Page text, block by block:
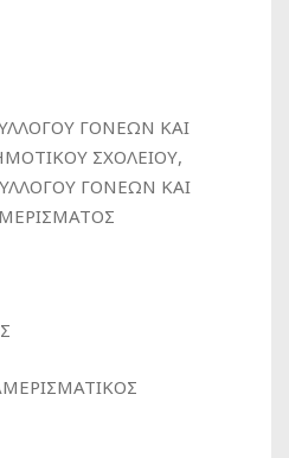
ΓΟΝΕΩΝ ΚΑΙ
ΣΧΟΛΕΙΟΥ,
ΓΟΝΕΩΝ ΚΑΙ